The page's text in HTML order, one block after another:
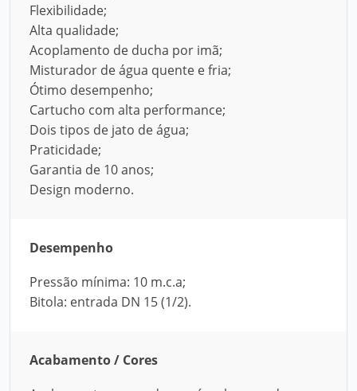
Flexibilidade;
Alta qualidade;
Acoplamento de ducha por imã;
Misturador de água quente e fria;
Ótimo desempenho;
Cartucho com alta performance;
Dois tipos de jato de água;
Praticidade;
Garantia de 10 anos;
Design moderno.
Desempenho
Pressão mínima: 10 m.c.a;
Bitola: entrada DN 15 (1/2).
Acabamento / Cores